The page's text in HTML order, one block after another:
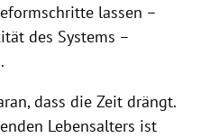
lassen –
des Systems –
dass die Zeit drängt.
Lebensalters ist